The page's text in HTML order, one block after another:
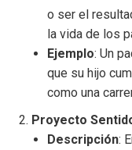
o ser el
la vida de los
Ejemplo: Un
que su hijo
como una
Proyecto
Descripción: